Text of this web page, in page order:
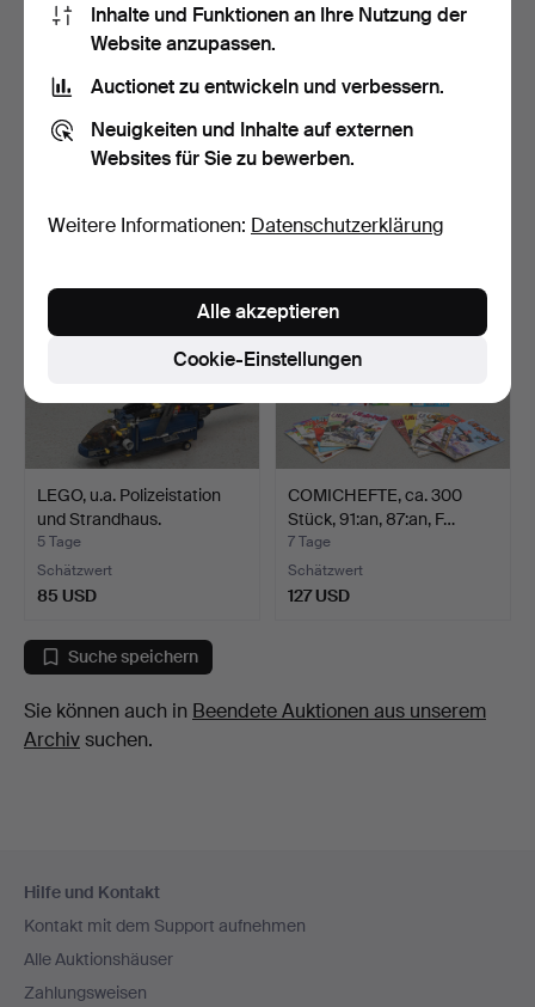
GLEISMATERIAL, H0,
Märklin und Liliput.
4 Std 50 Min
Schätzwert
SPIELZEUGFIGUR,
Weichplastik, "Barney", Fa…
5 Tage
Schätzwert
LEGO, u.a. Polizeistation
und Strandhaus.
5 Tage
Schätzwert
85 USD
COMICHEFTE, ca. 300
Stück, 91:an, 87:an, F…
7 Tage
Schätzwert
127 USD
Suche speichern
Sie können auch in Beendete Auktionen aus unserem
Archivsuchen.
Navigation
Hilfe und Kontakt
Kontakt mit dem Support aufnehmen
Alle Auktionshäuser
Zahlungsweisen
Inhalte und Funktionen an Ihre Nutzung der
Website anzupassen.
Auctionet zu entwickeln und verbessern.
Neuigkeiten und Inhalte auf externen
Websites für Sie zu bewerben.
Weitere Informationen: Datenschutzerklärung
Cookie-Einstellungen
Alle akzeptieren